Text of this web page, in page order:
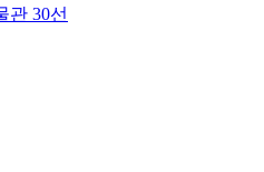
관 30선